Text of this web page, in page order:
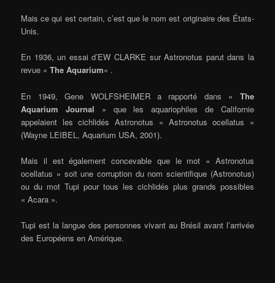
Mais ce qui est certain, c’est que le nom est originaire des États-
Unis.
En 1936, un essai d’EW CLARKE sur Astronotus parut dans la
revue «The Aquarium« .
En 1949, Gene WOLFSHEIMER a rapporté dans « The
Aquarium Journal » que les aquariophiles de Californie
appelaient les cichlidés Astronotus « Astronotus ocellatus »
(Wayne LEIBEL, Aquarium USA, 2001).
Mais il est également concevable que le mot « Astronotus
ocellatus » soit une corruption du nom scientifique (Astronotus)
ou du mot Tupi pour tous les cichlidés plus grands possibles
« Acara ».
Tupi est la langue des personnes vivant au Brésil avant l’arrivée
des Européens en Amérique.